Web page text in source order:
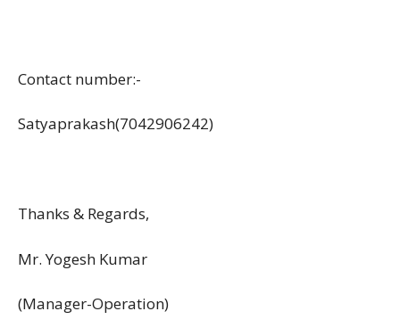
Contact number:-
Satyaprakash(7042906242)
Thanks & Regards,
Mr. Yogesh Kumar
(Manager-Operation)